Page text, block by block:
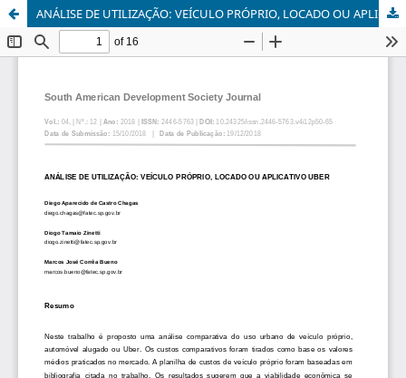
ANÁLISE DE UTILIZAÇÃO: VEÍCULO PRÓPRIO, LOCADO OU APLICATIVO UBER